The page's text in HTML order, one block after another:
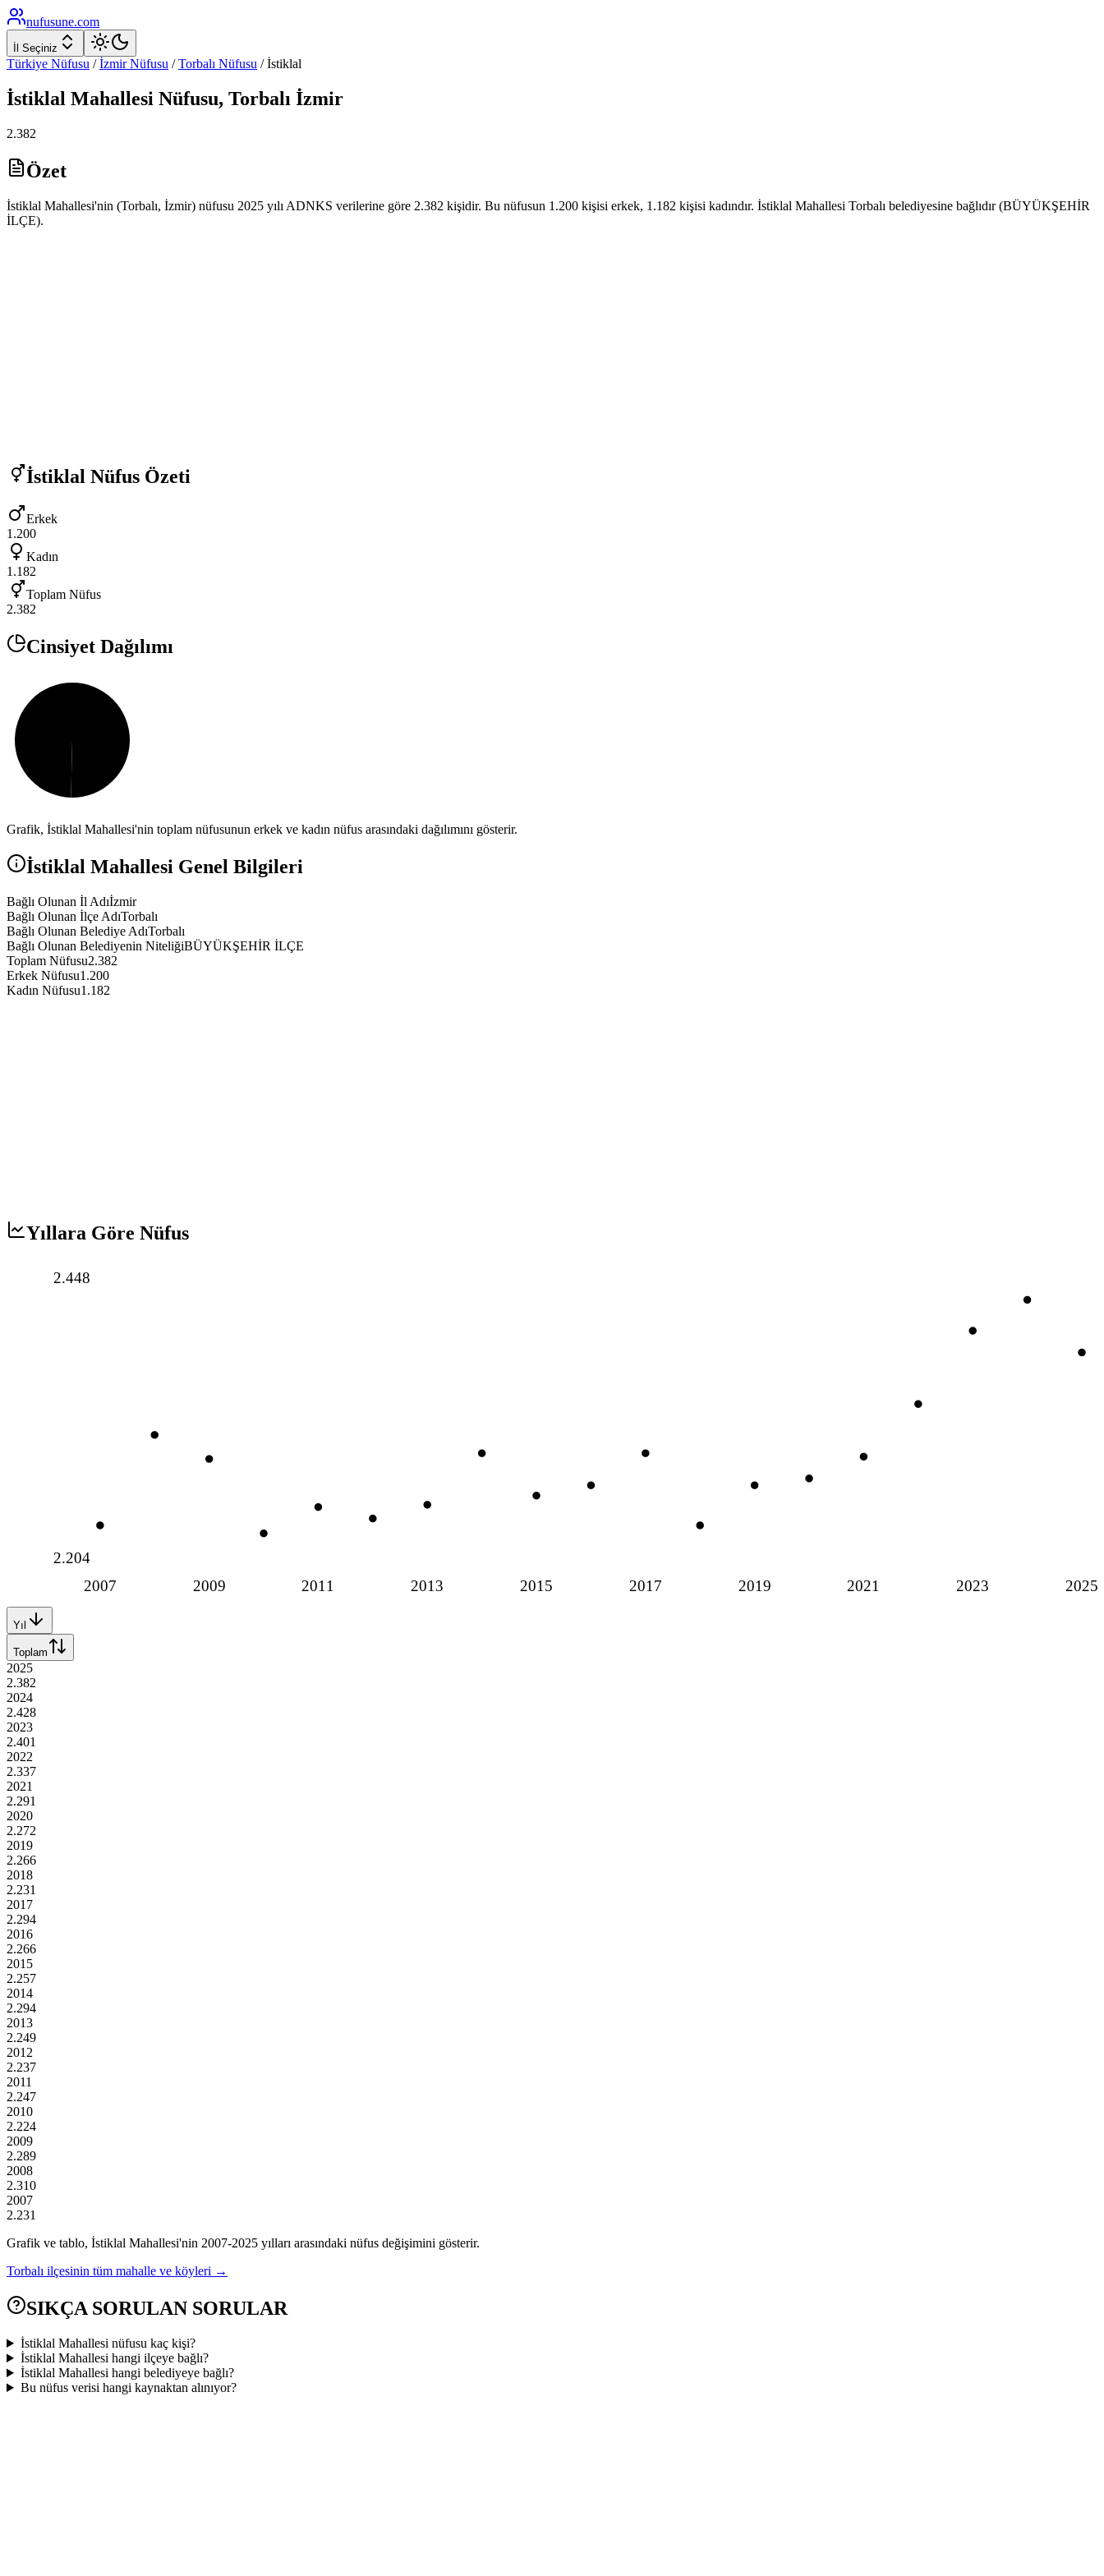
nufusune.com
İl Seçiniz
Türkiye Nüfusu / İzmirNüfusu / Torbalı Nüfusu /İstiklal
İstiklal Mahallesi Nüfusu, Torbalı İzmir
2.382
Özet
İstiklal Mahallesi'nin (Torbalı, İzmir) nüfusu 2025 yılı ADNKS verilerine göre 2.382 kişidir. Bu nüfusun 1.200 kişisi erkek, 1.182 kişisi kadındır. İstiklal Mahallesi Torbalı belediyesine bağlıdır (BÜYÜKŞEHİR
İLÇE).
İstiklal Nüfus Özeti
Erkek
1.200
Kadın
1.182
Toplam Nüfus
2.382
Cinsiyet Dağılımı
Grafik, İstiklal Mahallesi'nin toplam nüfusunun erkek ve kadın nüfus arasındaki dağılımını gösterir.
İstiklal Mahallesi Genel Bilgileri
Bağlı Olunan İl Adıİzmir
Bağlı Olunan İlçe AdıTorbalı
Bağlı Olunan Belediye AdıTorbalı
Bağlı Olunan Belediyenin NiteliğiBÜYÜKŞEHİR İLÇE
Toplam Nüfusu2.382
Erkek Nüfusu1.200
Kadın Nüfusu1.182
Yıllara Göre Nüfus
2007 2009 2011 2013 2015 2017 2019 2021 2023 2025
2.448
2.204
Yıl
Toplam
2025
2.382
2024
2.428
2023
2.401
2022
2.337
2021
2.291
2020
2.272
2019
2.266
2018
2.231
2017
2.294
2016
2.266
2015
2.257
2014
2.294
2013
2.249
2012
2.237
2011
2.247
2010
2.224
2009
2.289
2008
2.310
2007
2.231
Grafik ve tablo, İstiklal Mahallesi'nin 2007-2025 yılları arasındaki nüfus değişimini gösterir.
Torbalı ilçesinin tüm mahalle ve köyleri →
SIKÇA SORULAN SORULAR
İstiklal Mahallesi nüfusu kaç kişi?
İstiklal Mahallesi hangi ilçeye bağlı?
İstiklal Mahallesi hangi belediyeye bağlı?
Bu nüfus verisi hangi kaynaktan alınıyor?